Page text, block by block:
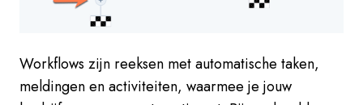
Workflows zijn reeksen met automatische taken,
meldingen en activiteiten, waarmee je jouw